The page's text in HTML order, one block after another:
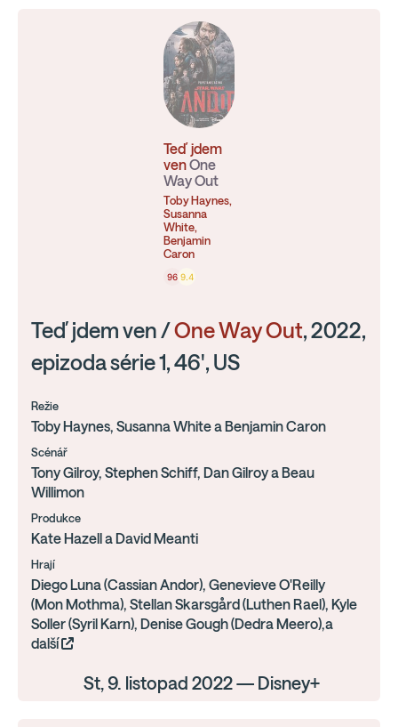
Teď jdem
venOne
Way Out
Toby Haynes,
Susanna
White,
Benjamin
Caron
96 9.4
Teď jdem ven /One Way Out, 2022,
epizoda série 1, 46', US
Režie
Toby Haynes, Susanna White a Benjamin Caron
Scénář
Tony Gilroy, Stephen Schiff, Dan Gilroy a Beau
Willimon
Produkce
Kate Hazell a David Meanti
Hrají
Diego Luna (Cassian Andor), Genevieve O'Reilly
(Mon Mothma), Stellan Skarsgård (Luthen Rael), Kyle
Soller (Syril Karn), Denise Gough (Dedra Meero),a
další
St, 9. listopad 2022 — Disney+